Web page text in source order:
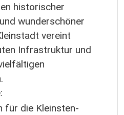
historischer
wunderschöner
vereint
Infrastruktur und
für die Kleinsten-